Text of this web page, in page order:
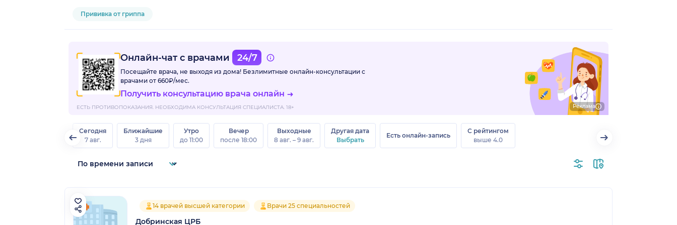
Прививка от гриппа
Онлайн-чат с врачами 24/7
Посещайте врача, не выходя из дома! Безлимитные онлайн-консультации с
врачами от 660₽/мес.
Получить консультацию врача онлайн
ЕСТЬ ПРОТИВОПОКАЗАНИЯ. НЕОБХОДИМА КОНСУЛЬТАЦИЯ СПЕЦИАЛИСТА. 18+ Реклама
Сегодня
7 авг.
Ближайшие
3 дня
Утро
до 11:00
Вечер
после 18:00
Выходные
8 авг. – 9 авг.
Другая дата
Выбрать
Есть онлайн-запись
С рейтингом
выше 4.0
14 врачей высшей категории Врачи 25 специальностей
Добринская ЦРБ